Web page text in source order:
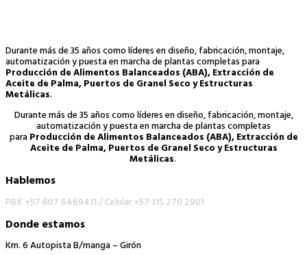
Durante más de 35 años como líderes en diseño, fabricación, montaje,
automatización y puesta en marcha de plantas completas para
Producción de Alimentos Balanceados (ABA), Extracción de
Aceite de Palma, Puertos de Granel Seco y Estructuras
Metálicas.
Durante más de 35 años como líderes en diseño, fabricación, montaje,
automatización y puesta en marcha de plantas completas
paraProducción de Alimentos Balanceados (ABA), Extracción de
Aceite de Palma, Puertos de Granel Seco y Estructuras
Metálicas.
Hablemos
PBX +57 607 6469411 /Celular +57 315 270 2901
Donde estamos
Km. 6 Autopista B/manga – Girón